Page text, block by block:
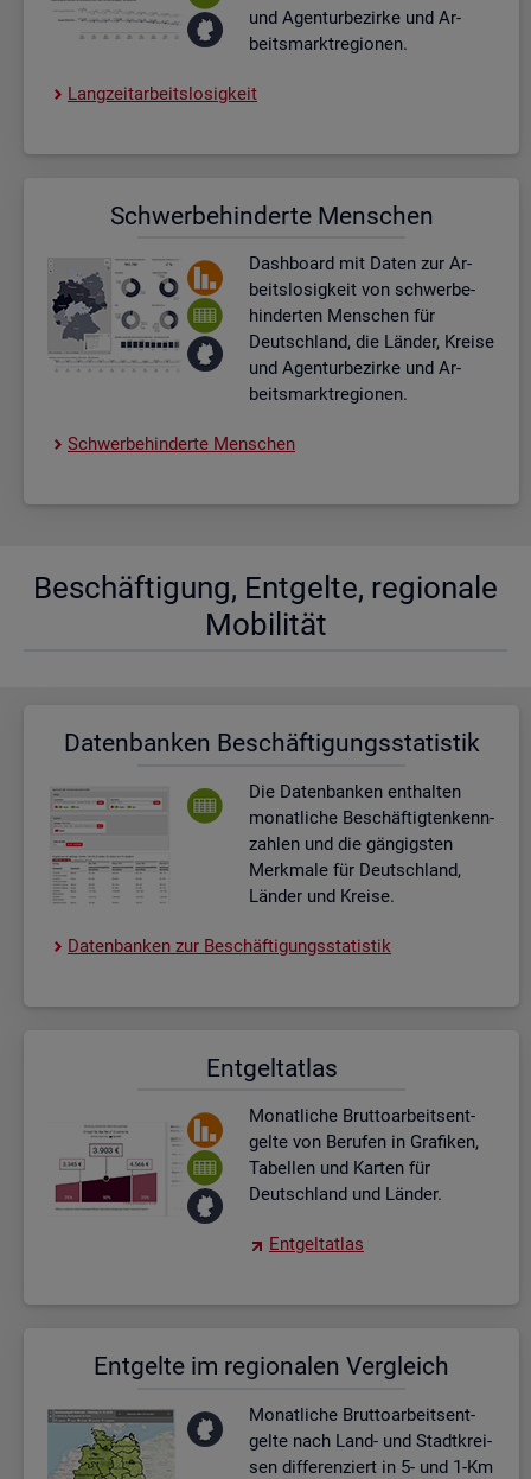
und Agen­tur­be­zir­ke und Ar­
beits­markt­re­gio­nen.
Lang­zeit­ar­beits­lo­sig­keit
Schwer­be­hin­der­te Men­schen
Dash­board mit Daten zur Ar­
beits­lo­sig­keit von schwer­be­
hin­der­ten Men­schen für
Deutsch­land, die Län­der, Krei­se
und Agen­tur­be­zir­ke und Ar­
beits­markt­re­gio­nen.
Schwer­be­hin­der­te Men­schen
Be­schäf­ti­gung, Ent­gel­te, re­gio­na­le
Mo­bi­li­tät
Da­ten­ban­ken Be­schäf­ti­gungs­sta­tis­tik
Die Da­ten­ban­ken ent­hal­ten
mo­nat­li­che Be­schäf­tig­ten­kenn­
zah­len und die gän­gigs­ten
Merk­ma­le für Deutsch­land,
Län­der und Krei­se.
Da­ten­ban­ken zur Be­schäf­ti­gungs­sta­tis­tik
Ent­gel­t­at­las
Mo­nat­li­che Brut­to­ar­beits­ent­
gel­te von Be­ru­fen in Gra­fi­ken,
Ta­bel­len und Kar­ten für
Deutsch­land und Län­der.
Ent­gel­t­at­las
Ent­gel­te im re­gio­na­len Ver­gleich
Mo­nat­li­che Brut­to­ar­beits­ent­
gel­te nach Land- und Stadt­krei­
sen dif­fe­ren­ziert in 5- und 1-Km